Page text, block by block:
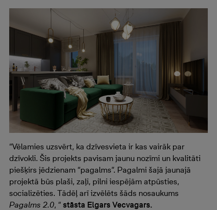
“Vēlamies uzsvērt, ka dzīvesvieta ir kas vairāk par
dzīvokli. Šis projekts pavisam jaunu nozīmi un kvalitāti
piešķirs jēdzienam “pagalms”. Pagalmi šajā jaunajā
projektā būs plaši, zaļi, pilni iespējām atpūsties,
socializēties. Tādēļ arī izvēlēts šāds nosaukums
Pagalms 2.0, “ stāsta Elgars Vecvagars.